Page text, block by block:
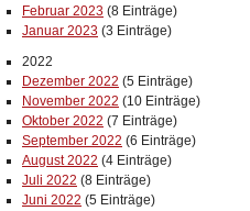
Februar 2023 (8 Einträge)
Januar 2023 (3 Einträge)
2022
Dezember 2022 (5 Einträge)
November 2022 (10 Einträge)
Oktober 2022 (7 Einträge)
September 2022 (6 Einträge)
August 2022 (4 Einträge)
Juli 2022 (8 Einträge)
Juni 2022 (5 Einträge)